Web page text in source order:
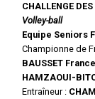
CHALLENGE
Volley-ball
Equipe Seniors
Championne de
BAUSSET
HAMZAOUI-
Entraîneur :